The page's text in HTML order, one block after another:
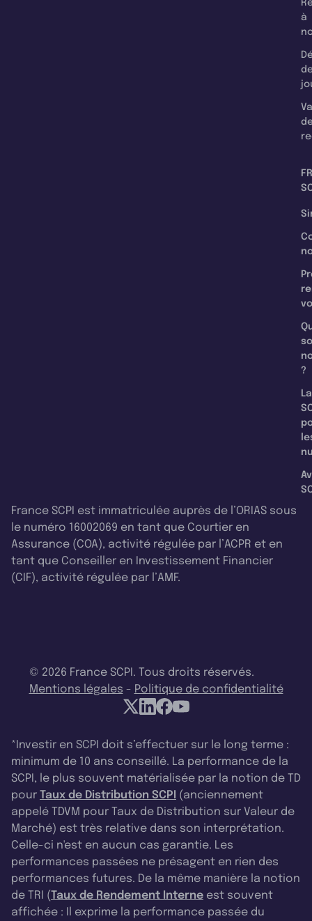
à
?
La
France SCPI est immatriculée auprès de l’ORIAS sous
le numéro 16002069 en tant que Courtier en
Assurance (COA), activité régulée par l’ACPR et en
tant que Conseiller en Investissement Financier
(CIF), activité régulée par l’AMF.
© 2026 France SCPI. Tous droits réservés.
Mentions légales - Politique de confidentialité
*Investir en SCPI doit s’effectuer sur le long terme :
minimum de 10 ans conseillé. La performance de la
SCPI, le plus souvent matérialisée par la notion de TD
pour Taux de Distribution SCPI (anciennement
appelé TDVM pour Taux de Distribution sur Valeur de
Marché) est très relative dans son interprétation.
Celle-ci n'est en aucun cas garantie. Les
performances passées ne présagent en rien des
performances futures. De la même manière la notion
de TRI (Taux de Rendement Interne est souvent
affichée : Il exprime la performance passée du